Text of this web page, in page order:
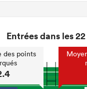
Entrées dans les
des points